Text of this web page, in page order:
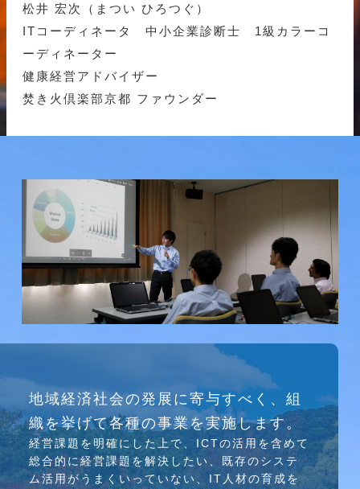
松井 宏次（まつい ひろつぐ）
ITコーディネータ 中小企業診断士 1級カラーコ
ーディネーター
健康経営アドバイザー
焚き火倶楽部京都 ファウンダー
介護ソリューション研究会、WEB/SNS研究会を
行っています
地域経済社会の発展に寄与すべく、組
織を挙げて各種の事業を実施します。
経営課題を明確にした上で、ICTの活⽤を含めて
総合的に経営課題を解決したい、既存のシステ
ム活⽤がうまくいっていない、IT⼈材の育成を